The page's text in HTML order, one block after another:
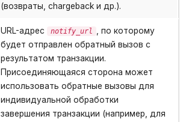
(возвраты, chargeback и др.).
URL-адрес notify_url , по которому
будет отправлен обратный вызов с
результатом транзакции.
Присоединяющаяся сторона может
использовать обратные вызовы для
индивидуальной обработки
завершения транзакции (например, для